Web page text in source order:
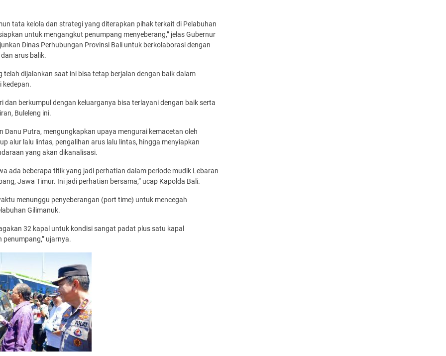
tata kelola dan strategi yang diterapkan pihak terkait di Pelabuhan
untuk mengangkut penumpang menyeberang,” jelas Gubernur
Dinas Perhubungan Provinsi Bali untuk berkolaborasi dengan
arus balik.
dijalankan saat ini bisa tetap berjalan dengan baik dalam
kedepan.
dan berkumpul dengan keluarganya bisa terlayani dengan baik serta
Buleleng ini.
Putra, mengungkapkan upaya mengurai kemacetan oleh
alur lalu lintas, pengalihan arus lalu lintas, hingga menyiapkan
yang akan dikanalisasi.
ada beberapa titik yang jadi perhatian dalam periode mudik Lebaran
Jawa Timur. Ini jadi perhatian bersama,” ucap Kapolda Bali.
menunggu penyeberangan (port time) untuk mencegah
Gilimanuk.
32 kapal untuk kondisi sangat padat plus satu kapal
ujarnya.